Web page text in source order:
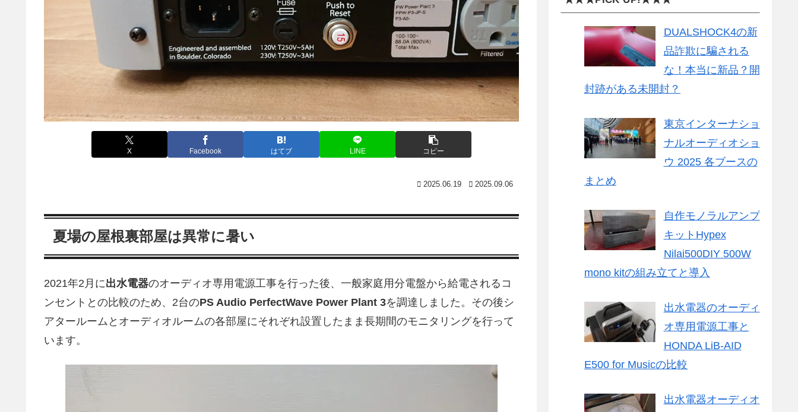
X Facebook はてブ LINE コピー
2025.06.19 2025.09.06
夏場の屋根裏部屋は異常に暑い
2021年2月に出水電器のオーディオ専用電源工事を行った後、一般家庭用分電盤から給電されるコ
ンセントとの比較のため、2台のPS Audio PerfectWave Power Plant 3を調達しました。その後シ
アタールームとオーディオルームの各部屋にそれぞれ設置したまま長期間のモニタリングを行って
います。
DUALSHOCK4の新
品詐欺に騙される
な！本当に新品？開
封跡がある未開封？
東京インターナショ
ナルオーディオショ
ウ 2025 各ブースの
まとめ
自作モノラルアンプ
キットHypex
Nilai500DIY 500W
mono kitの組み立てと導入
出水電器のオーディ
オ専用電源工事と
HONDA LiB-AID
E500 for Musicの比較
出水電器オーディオ